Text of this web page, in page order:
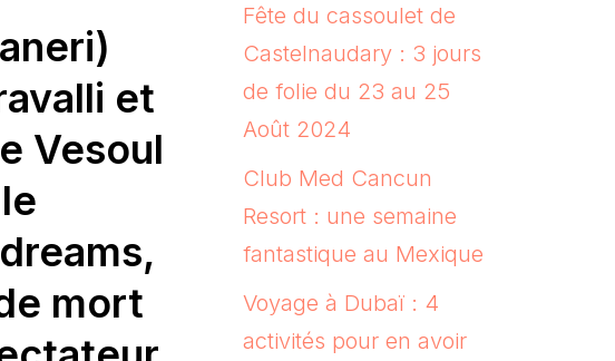
et
Vesoul
mort
Fête du cassoulet de
Castelnaudary : 3 jours
de folie du 23 au 25
Août 2024
Club Med Cancun
Resort : une semaine
fantastique au Mexique
Voyage à Dubaï : 4
activités pour en avoir